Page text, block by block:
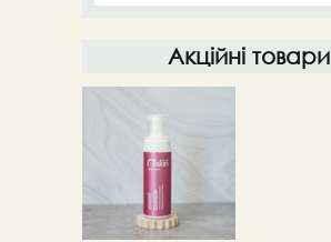
Акційні товари